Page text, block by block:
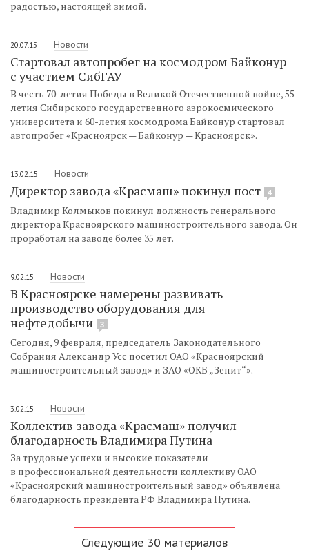
радостью, настоящей зимой.
20.07.15 Новости
Стартовал автопробег на космодром Байконур
с участием СибГАУ
В честь 70-летия Победы в Великой Отечественной войне, 55-
летия Сибирского государственного аэрокосмического
университета и 60-летия космодрома Байконур стартовал
автопробег «Красноярск — Байконур — Красноярск».
13.02.15 Новости
Директор завода «Красмаш» покинул пост 4
Владимир Колмыков покинул должность генерального
директора Красноярского машиностроительного завода. Он
проработал на заводе более 35 лет.
9.02.15 Новости
В Красноярске намерены развивать
производство оборудования для
нефтедобычи
3
Сегодня, 9 февраля, председатель Законодательного
Собрания Александр Усс посетил ОАО «Красноярский
машиностроительный завод» и ЗАО «ОКБ „Зенит“».
3.02.15 Новости
Коллектив завода «Красмаш» получил
благодарность Владимира Путина
За трудовые успехи и высокие показатели
в профессиональной деятельности коллективу ОАО
«Красноярский машиностроительный завод» объявлена
благодарность президента РФ Владимира Путина.
Следующие 30 материалов